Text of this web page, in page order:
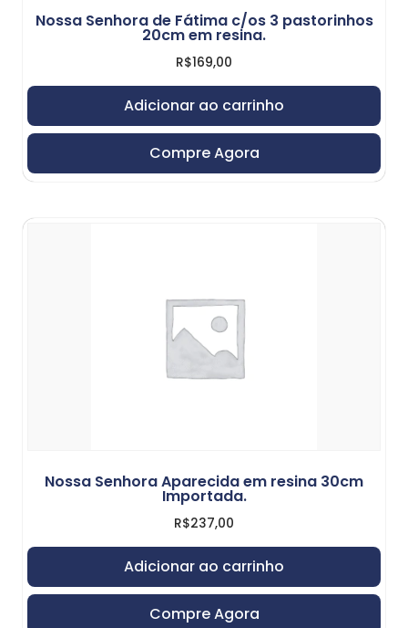
Nossa Senhora de Fátima c/os 3 pastorinhos
20cm em resina.
R$169,00
Adicionar ao carrinho
Compre Agora
Nossa Senhora Aparecida em resina 30cm
Importada.
R$237,00
Adicionar ao carrinho
Compre Agora